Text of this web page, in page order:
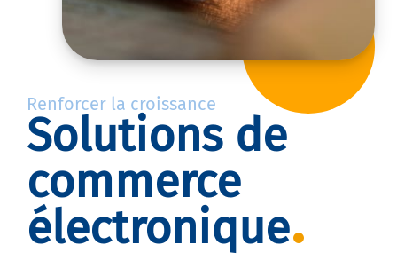
Renforcer la croissance
Solutions de
commerce
électronique